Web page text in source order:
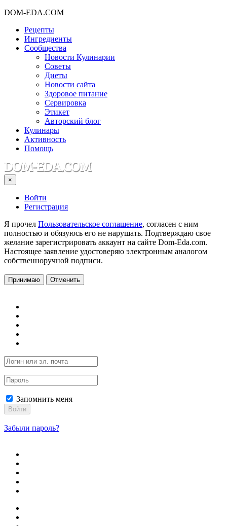
DOM-EDA.COM
Рецепты
Ингредиенты
Сообщества
Новости Кулинарии
Советы
Диеты
Новости сайта
Здоровое питание
Сервировка
Этикет
Авторский блог
Кулинары
Активность
Помощь
×
Войти
Регистрация
Я прочел Пользовательское соглашение, согласен с ним
полностью и обязуюсь его не нарушать. Подтверждаю свое
желание зарегистрировать аккаунт на сайте Dom-Eda.com.
Настоящее заявление удостоверяю электронным аналогом
собственноручной подписи.
Принимаю Отменить
Запомнить меня
Войти
Забыли пароль?